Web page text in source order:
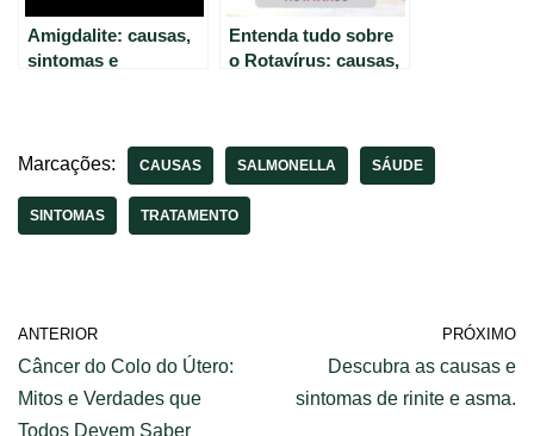
Amigdalite: causas,
sintomas e
Entenda tudo sobre
o Rotavírus: causas,
Marcações: CAUSAS SALMONELLA SÁUDE
SINTOMAS TRATAMENTO
ANTERIOR
Câncer do Colo do Útero:
Mitos e Verdades que
Todos Devem Saber
PRÓXIMO
Descubra as causas e
sintomas de rinite e asma.